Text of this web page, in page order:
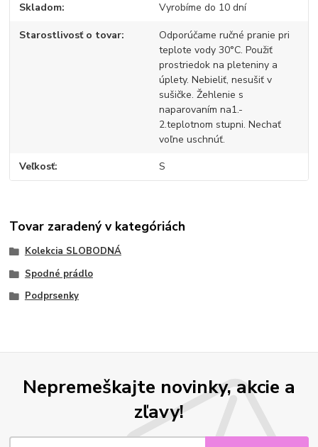
Skladom Vyrobíme do 10 dní
Starostlivosť o tovar
Odporúčame ručné pranie pri
teplote vody 30°C. Použiť
prostriedok na pleteniny a
úplety. Nebieliť, nesušiť v
sušičke. Žehlenie s
naparovaním na1.-
2.teplotnom stupni. Nechať
voľne uschnúť.
Veľkosť S
Tovar zaradený v kategóriách
Kolekcia SLOBODNÁ
Spodné prádlo
Podprsenky
Nepremeškajte novinky, akcie a
zľavy!